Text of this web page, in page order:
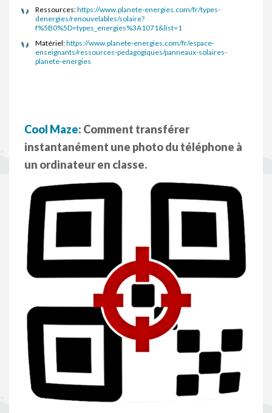
Ressources:https://www.planete-energies.com/fr/types-
denergies/renouvelables/solaire?
f%5B0%5D=types_energies%3A1071&list=1
Matériel:https://www.planete-energies.com/fr/espace-
enseignants/ressources-pedagogiques/panneaux-solaires-
planete-energies
Cool Maze: Comment transférer
instantanément une photo du téléphone à
un ordinateur en classe.